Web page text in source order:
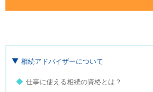
相続アドバイザーについて
仕事に使える相続の資格とは？